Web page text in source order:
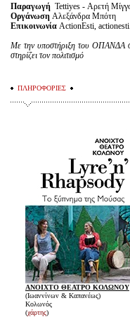
Παραγωγή Tettiyes - Αρετή
Οργάνωση Αλεξάνδρα Μπότη
Επικοινωνία ActionEsti,
Με την υποστήριξη του ΟΠΑΝΔΑ
στηρίζει τον πολιτισμό
ΠΛΗΡΟΦΟΡΙΕΣ
ΑΝΟΙΧΤΟ ΘΕΑΤΡΟ ΚΟΛΩΝΟΥ
(Ιωαννίνων & Καπανέως)
Κολωνός
(χάρτης)